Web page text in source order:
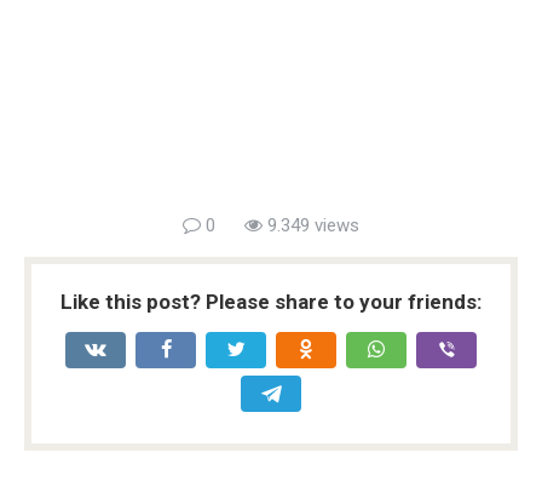
0 9.349 views
Like this post? Please share to your friends: